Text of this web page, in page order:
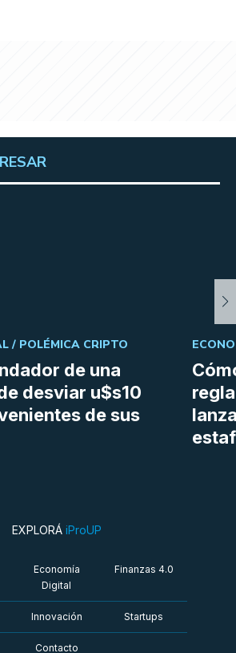
de una
desviar u$s10
de sus
/ POLÉMICA CRIPTO
EXPLORÁ iProUP
Economía
Digital
Finanzas 4.0
Innovación Startups
Contacto